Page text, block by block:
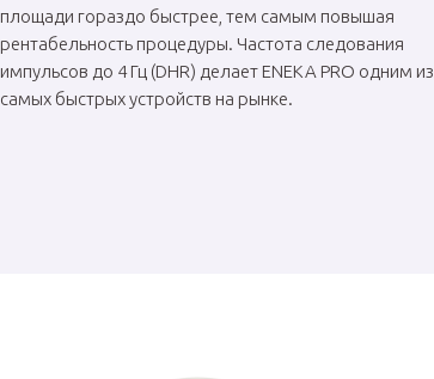
площади гораздо быстрее, тем самым повышая
рентабельность процедуры. Частота следования
импульсов до 4 Гц (DHR) делает ЕNEKA PRO одним из
самых быстрых устройств на рынке.